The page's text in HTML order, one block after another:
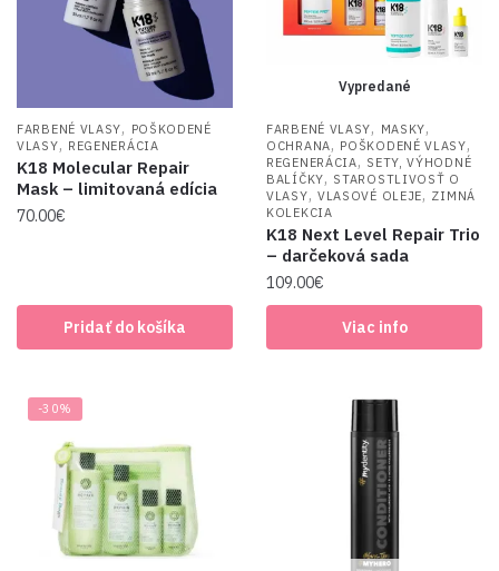
FARBENÉ VLASY, POŠKODENÉ
VLASY, REGENERÁCIA
K18 Molecular Repair
Mask – limitovaná edícia
70.00€
Pridať do košíka
Vypredané
FARBENÉ VLASY, MASKY,
OCHRANA, POŠKODENÉ VLASY,
REGENERÁCIA, SETY, VÝHODNÉ
BALÍČKY, STAROSTLIVOSŤ O
VLASY, VLASOVÉ OLEJE, ZIMNÁ
KOLEKCIA
K18 Next Level Repair Trio
– darčeková sada
109.00€
Viac info
-30%